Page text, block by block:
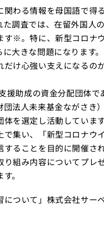
わる情報を母国語で得
調査では、在留外国人
す※。特に、新型コロナ
大きな問題になります
け心強い支えになるの
援助成の資金分配団体
団法人未来基金ながさ
を選定し活動していま
集い、「新型コロナウ
ることを目的に開催さ
組み内容についてプレ
。
ついて」株式会社サー